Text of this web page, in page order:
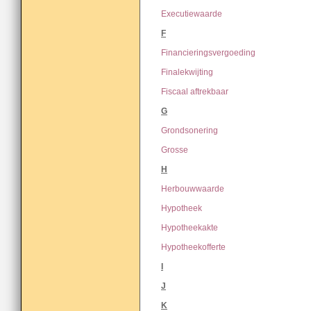
Executiewaarde
F
Financieringsvergoeding
Finalekwijting
Fiscaal aftrekbaar
G
Grondsonering
Grosse
H
Herbouwwaarde
Hypotheek
Hypotheekakte
Hypotheekofferte
J
K